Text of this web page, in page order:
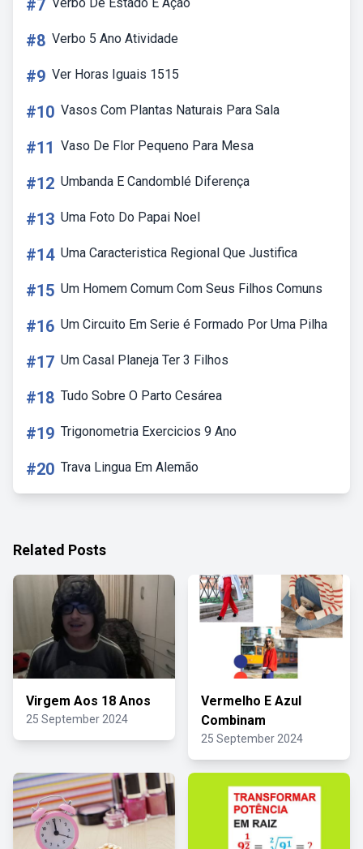
#7
#8 Verbo 5 Ano Atividade
#9 Ver Horas Iguais 1515
#10 Vasos Com Plantas Naturais Para Sala
#11 Vaso De Flor Pequeno Para Mesa
#12 Umbanda E Candomblé Diferença
#13 Uma Foto Do Papai Noel
#14 Uma Caracteristica Regional Que Justifica
#15 Um Homem Comum Com Seus Filhos Comuns
#16 Um Circuito Em Serie é Formado Por Uma Pilha
#17 Um Casal Planeja Ter 3 Filhos
#18 Tudo Sobre O Parto Cesárea
#19 Trigonometria Exercicios 9 Ano
#20 Trava Lingua Em Alemão
Related Posts
Virgem Aos 18 Anos
25 September 2024
Vermelho E Azul
Combinam
25 September 2024